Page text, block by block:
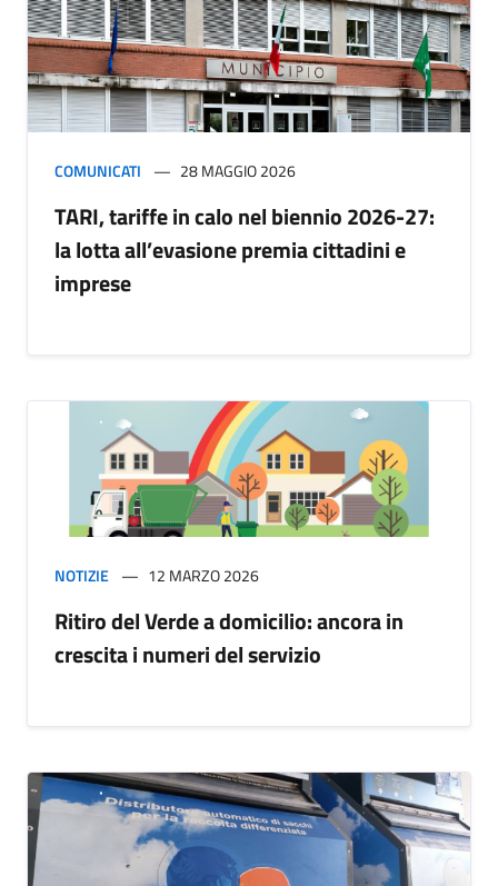
COMUNICATI 28 MAGGIO 2026
TARI, tariffe in calo nel biennio 2026-27:
la lotta all’evasione premia cittadini e
imprese
NOTIZIE 12 MARZO 2026
Ritiro del Verde a domicilio: ancora in
crescita i numeri del servizio